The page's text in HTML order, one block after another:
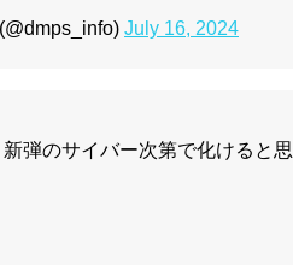
July 16, 2024
弾のサイバー次第で化けると思